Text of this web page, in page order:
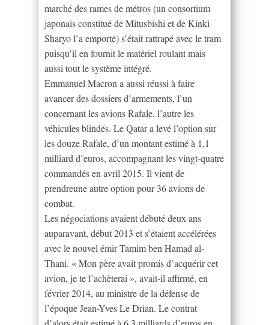
marché des rames de métros (un consortium
japonais constitué de Mitusbishi et de Kinki
Sharyo l’a emporté) s’était rattrapé avec le tram
puisqu’il en fournit le matériel roulant mais
aussi tout le système intégré.
Emmanuel Macron a aussi réussi à faire
avancer des dossiers d’armements, l’un
concernant les avions Rafale, l’autre les
véhicules blindés. Le Qatar a levé l’option sur
les douze Rafale, d’un montant estimé à 1,1
milliard d’euros, accompagnant les vingt-quatre
commandés en avril 2015. Il vient de
prendreune autre option pour 36 avions de
combat.
Les négociations avaient débuté deux ans
auparavant, début 2013 et s’étaient accélérées
avec le nouvel émir Tamim ben Hamad al-
Thani. « Mon père avait promis d’acquérir cet
avion, je te l’achèterai », avait-il affirmé, en
février 2014, au ministre de la défense de
l’époque Jean-Yves Le Drian. Le contrat